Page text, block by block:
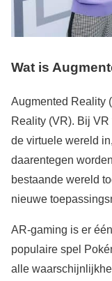
Wat is
Augmented Reality
Reality (VR). Bij
de virtuele wereld
daarentegen
bestaande wereld
nieuwe
AR-gaming is er
populaire spel
alle